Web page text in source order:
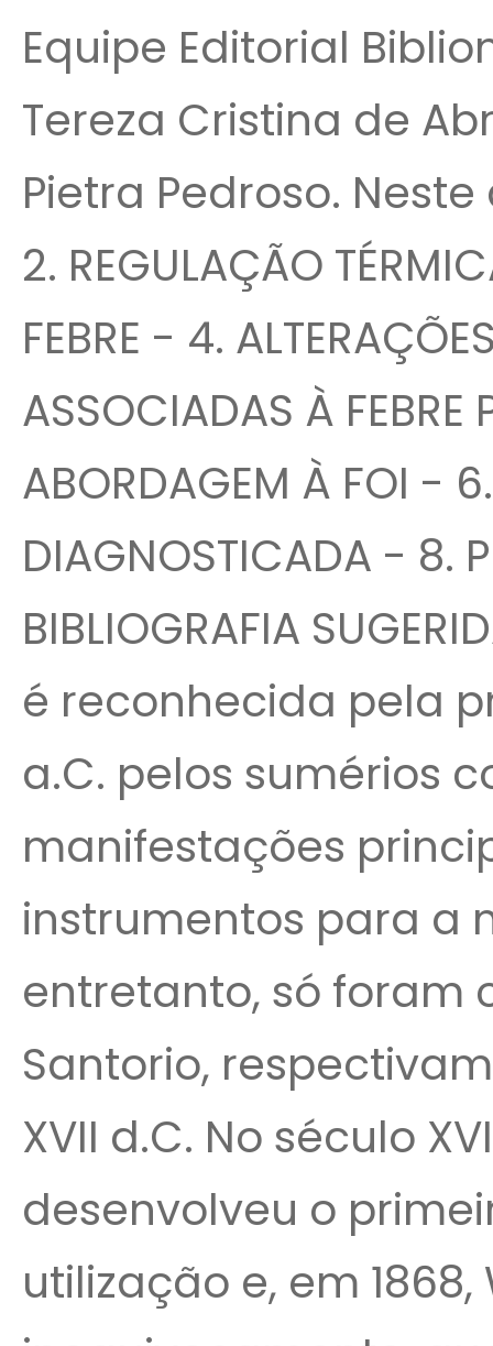
Equipe Editorial
Tereza Cristina de
Pietra Pedroso. Neste
2. REGULAÇÃO
FEBRE - 4.
ASSOCIADAS À
ABORDAGEM À FOI -
DIAGNOSTICADA - 8.
BIBLIOGRAFIA
é reconhecida pela
a.C. pelos sumérios
manifestações
instrumentos para a
entretanto, só foram
Santorio,
XVII d.C. No século
desenvolveu o
utilização e, em